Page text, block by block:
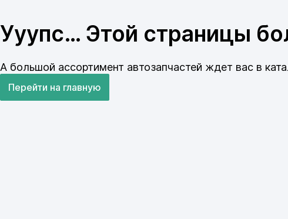
Ууупс… Этой страницы
А большой ассортимент автозапчастей ждет вас в
Перейти на главную